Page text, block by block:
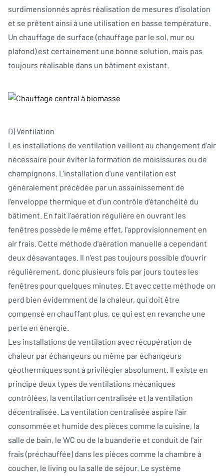
surdimensionnés après réalisation de mesures d'isolation
et se prêtent ainsi à une utilisation en basse température.
Un chauffage de surface (chauffage par le sol, mur ou
plafond) est certainement une bonne solution, mais pas
toujours réalisable dans un bâtiment existant.
D) Ventilation
Les installations de ventilation veillent au changement d'air
nécessaire pour éviter la formation de moisissures ou de
champignons. L'installation d'une ventilation est
généralement précédée par un assainissement de
l'enveloppe thermique et d'un contrôle d'étanchéité du
bâtiment. En fait l'aération régulière en ouvrant les
fenêtres possède le même effet, l'approvisionnement en
air frais. Cette méthode d'aération manuelle a cependant
deux désavantages. Il n'est pas toujours possible d'ouvrir
régulièrement, donc plusieurs fois par jours toutes les
fenêtres pour quelques minutes. Et avec cette méthode on
perd bien évidemment de la chaleur, qui doit être
compensé en chauffant plus, ce qui est en revanche une
perte en énergie.
Les installations de ventilation avec récupération de
chaleur par échangeurs ou même par échangeurs
géothermiques sont à privilégier absolument. Il existe en
principe deux types de ventilations mécaniques
contrôlées, la ventilation centralisée et la ventilation
décentralisée. La ventilation centralisée aspire l'air
consommée et humide des pièces comme la cuisine, la
salle de bain, le WC ou de la buanderie et conduit de l'air
frais (préchauffée) dans les pièces comme la chambre à
coucher, le living ou la salle de séjour. Le système